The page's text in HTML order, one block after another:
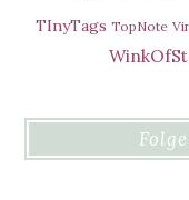
TInyTags TopNote